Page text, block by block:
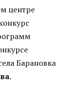
центре
Барановка
.